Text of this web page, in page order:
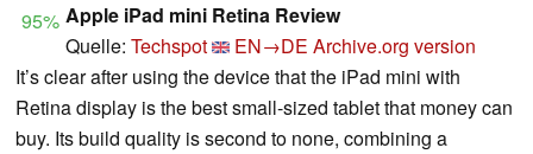
95% Apple iPad mini Retina Review
Quelle: Techspot EN→DE Archive.org version
It’s clear after using the device that the iPad mini with
Retina display is the best small-sized tablet that money can
buy. Its build quality is second to none, combining a